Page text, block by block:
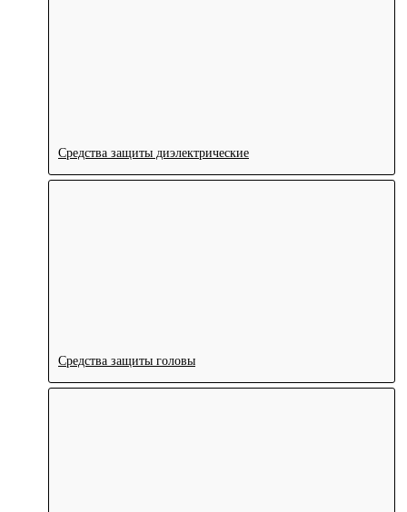
Средства защиты диэлектрические
Средства защиты головы